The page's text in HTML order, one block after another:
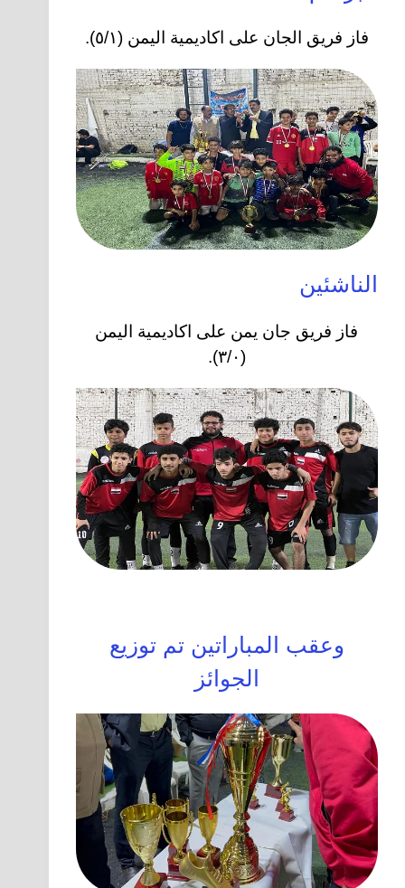
فاز فريق الجان على اكاديمية اليمن (٥/١).
الناشئين
فاز فريق جان يمن على اكاديمية اليمن
(٣/٠).
وعقب المباراتين تم توزيع
الجوائز